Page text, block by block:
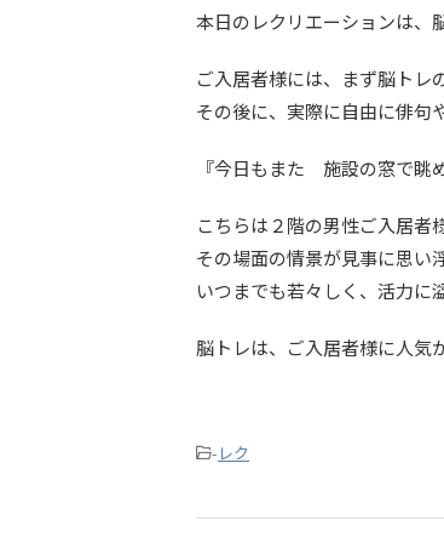
本日のレクリエーションは、
ご入居者様には、まず脳トレ
その後に、実際に自由に俳句
『今日もまた 施設の窓で眺
こちらは２階の男性ご入居者
その場面の情景が見事に思い
いつまでも若々しく、活力に
脳トレは、ご入居者様に人気
- レク